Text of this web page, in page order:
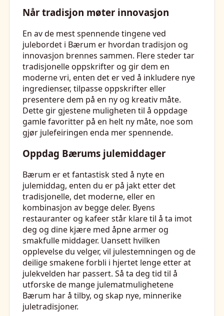
Når tradisjon møter innovasjon
En av de mest spennende tingene ved
julebordet i Bærum er hvordan tradisjon og
innovasjon brennes sammen. Flere steder tar
tradisjonelle oppskrifter og gir dem en
moderne vri, enten det er ved å inkludere nye
ingredienser, tilpasse oppskrifter eller
presentere dem på en ny og kreativ måte.
Dette gir gjestene muligheten til å oppdage
gamle favoritter på en helt ny måte, noe som
gjør julefeiringen enda mer spennende.
Oppdag Bærums julemiddager
Bærum er et fantastisk sted å nyte en
julemiddag, enten du er på jakt etter det
tradisjonelle, det moderne, eller en
kombinasjon av begge deler. Byens
restauranter og kafeer står klare til å ta imot
deg og dine kjære med åpne armer og
smakfulle middager. Uansett hvilken
opplevelse du velger, vil julestemningen og de
deilige smakene forbli i hjertet lenge etter at
julekvelden har passert. Så ta deg tid til å
utforske de mange julematmulighetene
Bærum har å tilby, og skap nye, minnerike
juletradisjoner.